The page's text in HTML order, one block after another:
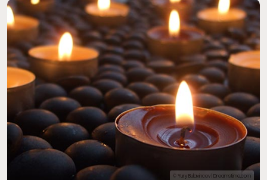
© Yury Bulavincev | Dreamstime.com